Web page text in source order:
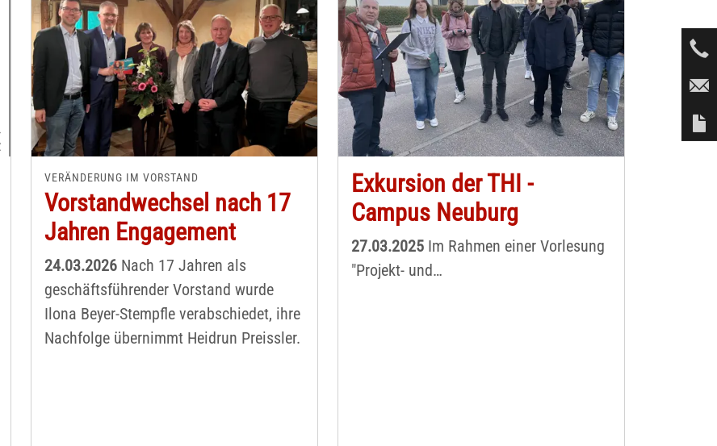
Preissler offiziell begrüßt.
VERÄNDERUNG IM VORSTAND
Vorstandwechsel nach 17
Jahren Engagement
24.03.2026 Nach 17 Jahren als
geschäftsführender Vorstand wurde
Ilona Beyer-Stempfle verabschiedet, ihre
Nachfolge übernimmt Heidrun Preissler.
Exkursion der THI -
Campus Neuburg
27.03.2025 Im Rahmen einer Vorlesung
"Projekt- und